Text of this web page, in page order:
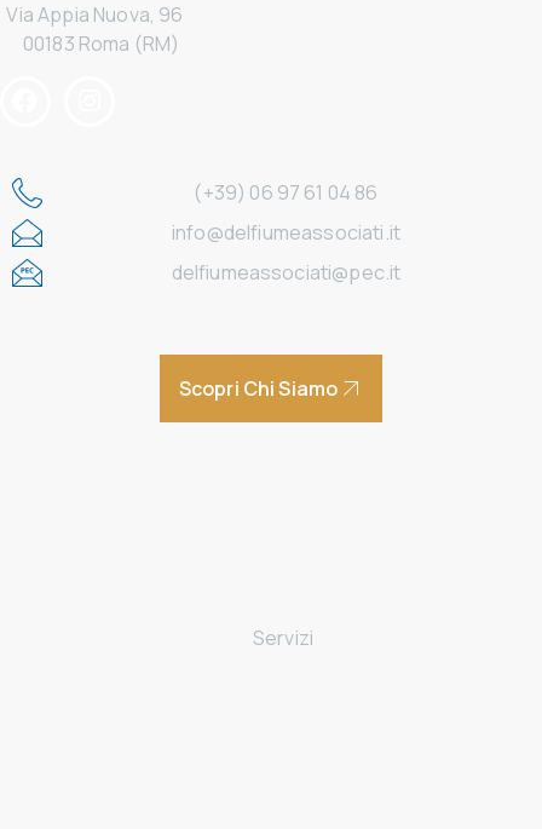
Via Appia Nuova, 96
00183 Roma (RM)
(+39) 06 97 61 04 86
info@delfiumeassociati.it
delfiumeassociati@pec.it
Scopri Chi Siamo
Servizi